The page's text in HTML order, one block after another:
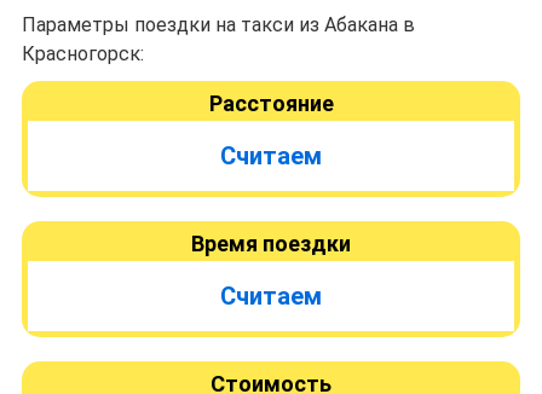
Параметры поездки на такси из Абакана в
Красногорск:
Расстояние
Считаем
Время поездки
Считаем
Стоимость